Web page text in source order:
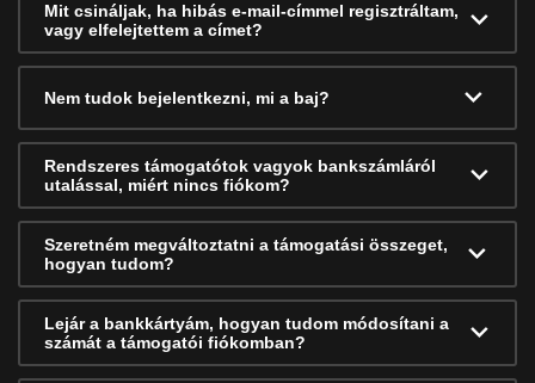
Mit csináljak, ha hibás e-mail-címmel regisztráltam,
vagy elfelejtettem a címet?
Nem tudok bejelentkezni, mi a baj?
Rendszeres támogatótok vagyok bankszámláról
utalással, miért nincs fiókom?
Szeretném megváltoztatni a támogatási összeget,
hogyan tudom?
Lejár a bankkártyám, hogyan tudom módosítani a
számát a támogatói fiókomban?